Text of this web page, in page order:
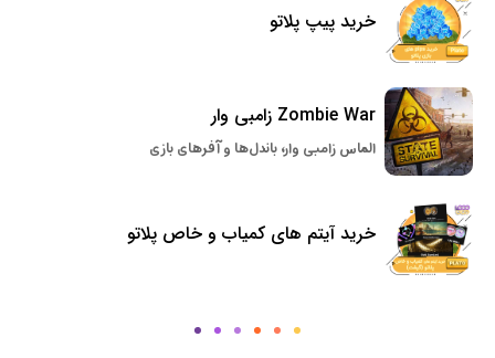
خرید پیپ پلاتو
Zombie War زامبی وار
الماس زامبی وار، باندل‌ها و آفرهای بازی
خرید آیتم های کمیاب و خاص پلاتو